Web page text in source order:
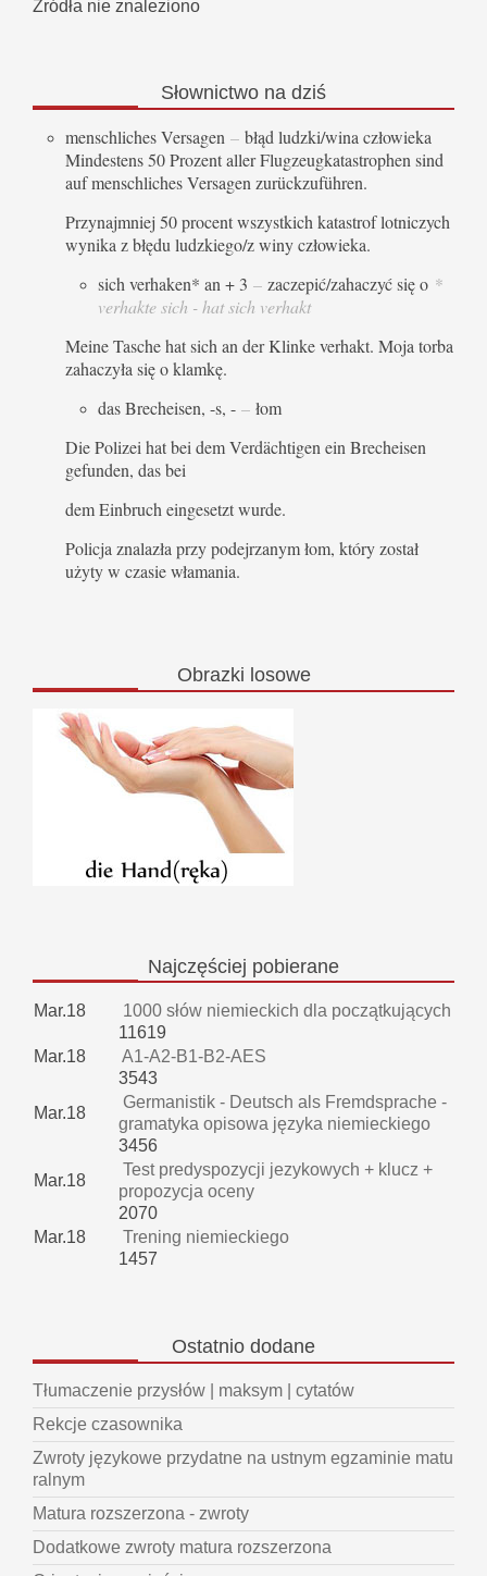
Źródła nie znaleziono
Słownictwo na dziś
menschliches Versagen – błąd ludzki/wina człowieka
Mindestens 50 Prozent aller Flugzeugkatastrophen sind
auf menschliches Versagen zurückzuführen.
Przynajmniej 50 procent wszystkich katastrof lotniczych
wynika z błędu ludzkiego/z winy człowieka.
sich verhaken* an + 3 – zaczepić/zahaczyć się o *
verhakte sich - hat sich verhakt
Meine Tasche hat sich an der Klinke verhakt. Moja torba
zahaczyła się o klamkę.
das Brecheisen, -s, - – łom
Die Polizei hat bei dem Verdächtigen ein Brecheisen
gefunden, das bei
dem Einbruch eingesetzt wurde.
Policja znalazła przy podejrzanym łom, który został
użyty w czasie włamania.
Obrazki losowe
Najczęściej pobierane
Mar.18
1000 słów niemieckich dla początkujących
11619
Mar.18
A1-A2-B1-B2-AES
3543
Mar.18
Germanistik - Deutsch als Fremdsprache -
gramatyka opisowa języka niemieckiego
3456
Mar.18
Test predyspozycji jezykowych + klucz +
propozycja oceny
2070
Mar.18
Trening niemieckiego
1457
Ostatnio dodane
Tłumaczenie przysłów | maksym | cytatów
Rekcje czasownika
Zwroty językowe przydatne na ustnym egzaminie matu
ralnym
Matura rozszerzona - zwroty
Dodatkowe zwroty matura rozszerzona